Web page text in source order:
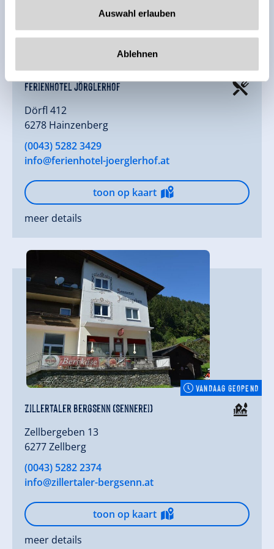
Auswahl erlauben
Ablehnen
Ferienhotel Jörglerhof
Dörfl 412
6278 Hainzenberg
(0043) 5282 3429
info@ferienhotel-joerglerhof.at
toon op kaart
meer details
VANDAAG GEOPEND
Zillertaler BergSenn (Sennerei)
Zellbergeben 13
6277 Zellberg
(0043) 5282 2374
info@zillertaler-bergsenn.at
toon op kaart
meer details